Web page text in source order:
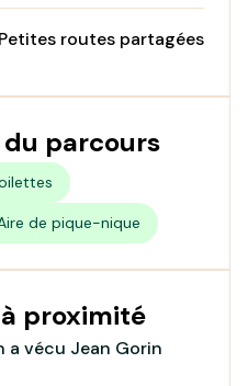
Petites routes partagées
du parcours
de pique-nique
proximité
a vécu Jean Gorin